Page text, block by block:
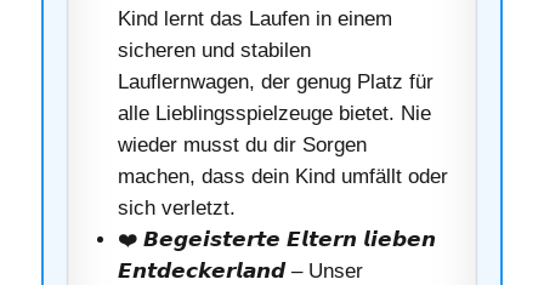
Kind lernt das Laufen in einem
sicheren und stabilen
Lauflernwagen, der genug Platz für
alle Lieblingsspielzeuge bietet. Nie
wieder musst du dir Sorgen
machen, dass dein Kind umfällt oder
sich verletzt.
❤️ 𝘽𝙚𝙜𝙚𝙞𝙨𝙩𝙚𝙧𝙩𝙚 𝙀𝙡𝙩𝙚𝙧𝙣 𝙡𝙞𝙚𝙗𝙚𝙣
𝙀𝙣𝙩𝙙𝙚𝙘𝙠𝙚𝙧𝙡𝙖𝙣𝙙 – Unser